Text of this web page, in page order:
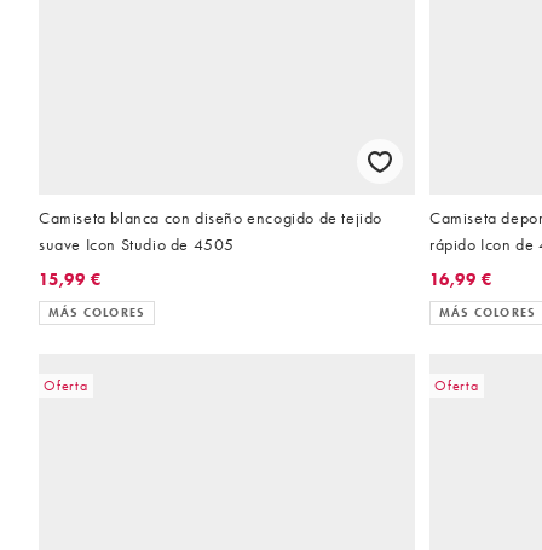
Camiseta blanca con diseño encogido de tejido
suave Icon Studio de 4505
15,99 €
MÁS COLORES
Camiseta
rápido Icon de
16,99 €
MÁS COLORES
Oferta Oferta